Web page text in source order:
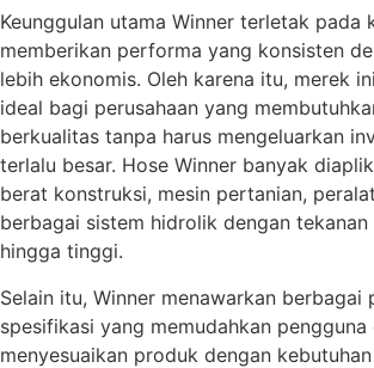
Keunggulan utama Winner terletak pada
memberikan performa yang konsisten
lebih ekonomis. Oleh karena itu, merek
ideal bagi perusahaan yang
berkualitas tanpa harus mengeluarkan
terlalu besar. Hose Winner banyak
berat konstruksi, mesin pertanian,
berbagai sistem hidrolik dengan tekanan
hingga tinggi.
Selain itu, Winner menawarkan berbagai
spesifikasi yang memudahkan pengguna
menyesuaikan produk dengan